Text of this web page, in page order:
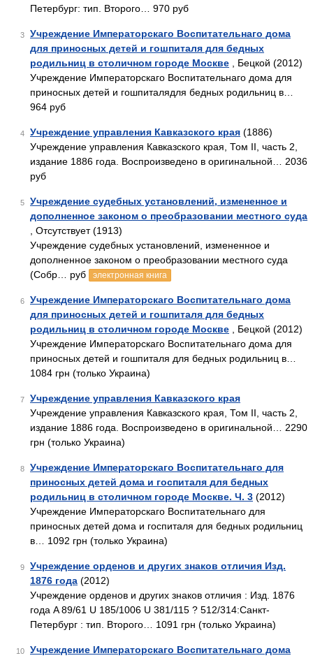
Петербург: тип. Второго… 970 руб
3
Учреждение Императорскаго Воспитательнаго дома
для приносных детей и гошпиталя для бедных
родильниц в столичном городе Москве , Бецкой (2012)
Учреждение Императорскаго Воспитательнаго дома для
приносных детей и гошпиталядля бедных родильниц в…
964 руб
4 Учреждение управления Кавказского края (1886)
Учреждение управления Кавказского края, Том II, часть 2,
издание 1886 года. Воспроизведено в оригинальной… 2036
руб
5
Учреждение судебных установлений, измененное и
дополненное законом о преобразовании местного суда
, Отсутствует (1913)
Учреждение судебных установлений, измененное и
дополненное законом о преобразовании местного суда
(Собр… руб
электронная книга
6
Учреждение Императорскаго Воспитательнаго дома
для приносных детей и гошпиталя для бедных
родильниц в столичном городе Москве , Бецкой (2012)
Учреждение Императорскаго Воспитательнаго дома для
приносных детей и гошпиталя для бедных родильниц в…
1084 грн (только Украина)
7
Учреждение управления Кавказского края
Учреждение управления Кавказского края, Том II, часть 2,
издание 1886 года. Воспроизведено в оригинальной… 2290
грн (только Украина)
8
Учреждение Императорскаго Воспитательнаго для
приносных детей дома и госпиталя для бедных
родильниц в столичном городе Москве. Ч. 3 (2012)
Учреждение Императорскаго Воспитательнаго для
приносных детей дома и госпиталя для бедных родильниц
в… 1092 грн (только Украина)
9
Учреждение орденов и других знаков отличия Изд.
1876 года (2012)
Учреждение орденов и других знаков отличия : Изд. 1876
года A 89/61 U 185/1006 U 381/115 ? 512/314:Санкт-
Петербург : тип. Второго… 1091 грн (только Украина)
10
Учреждение Императорскаго Воспитательнаго дома